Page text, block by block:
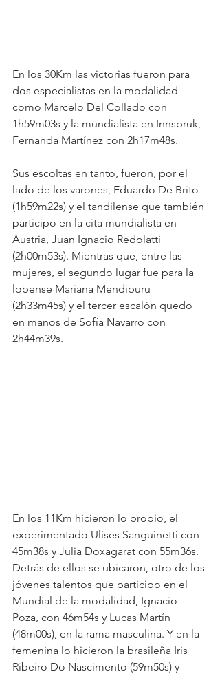
En los 30Km las victorias fueron para
dos especialistas en la modalidad
como Marcelo Del Collado con
1h59m03s y la mundialista en Innsbruk,
Fernanda Martínez con 2h17m48s.
Sus escoltas en tanto, fueron, por el
lado de los varones, Eduardo De Brito
(1h59m22s) y el tandilense que también
participo en la cita mundialista en
Austria, Juan Ignacio Redolatti
(2h00m53s). Mientras que, entre las
mujeres, el segundo lugar fue para la
lobense Mariana Mendiburu
(2h33m45s) y el tercer escalón quedo
en manos de Sofía Navarro con
2h44m39s.
En los 11Km hicieron lo propio, el
experimentado Ulises Sanguinetti con
45m38s y Julia Doxagarat con 55m36s.
Detrás de ellos se ubicaron, otro de los
jóvenes talentos que participo en el
Mundial de la modalidad, Ignacio
Poza, con 46m54s y Lucas Martín
(48m00s), en la rama masculina. Y en la
femenina lo hicieron la brasileña Iris
Ribeiro Do Nascimento (59m50s) y